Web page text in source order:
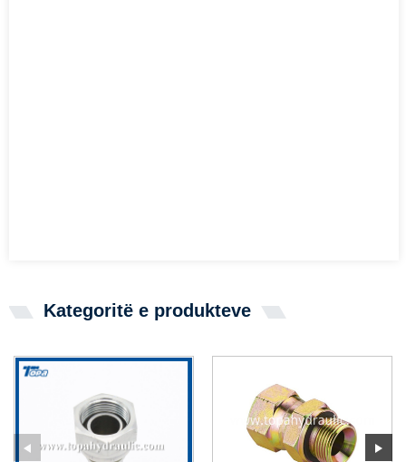
Kategoritë e produkteve